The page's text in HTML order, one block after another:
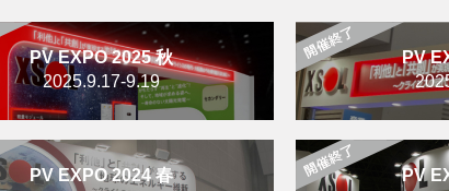
PV EXPO 2025 秋
2025.9.17-9.19
PV
PV EXPO 2024 春
PV